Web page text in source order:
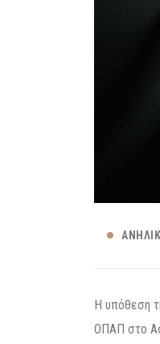
Η υπόθεση
ΟΠΑΠ στο